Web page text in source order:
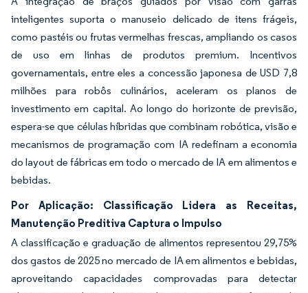
inteligentes suporta o manuseio delicado de itens frágeis,
como pastéis ou frutas vermelhas frescas, ampliando os casos
de uso em linhas de produtos premium. Incentivos
governamentais, entre eles a concessão japonesa de USD 7,8
milhões para robôs culinários, aceleram os planos de
investimento em capital. Ao longo do horizonte de previsão,
espera-se que células híbridas que combinam robótica, visão e
mecanismos de programação com IA redefinam a economia
do layout de fábricas em todo o mercado de IA em alimentos e
bebidas.
Por Aplicação: Classificação Lidera as Receitas,
Manutenção Preditiva Captura o Impulso
A classificação e graduação de alimentos representou 29,75%
dos gastos de 2025 no mercado de IA em alimentos e bebidas,
aproveitando capacidades comprovadas para detectar